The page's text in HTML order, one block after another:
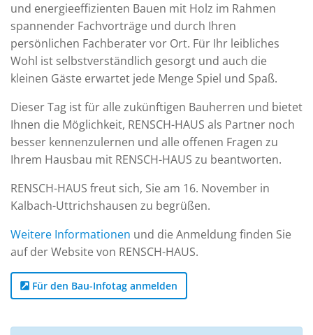
und energieeffizienten Bauen mit Holz im Rahmen
spannender Fachvorträge und durch Ihren
persönlichen Fachberater vor Ort. Für Ihr leibliches
Wohl ist selbstverständlich gesorgt und auch die
kleinen Gäste erwartet jede Menge Spiel und Spaß.
Dieser Tag ist für alle zukünftigen Bauherren und bietet
Ihnen die Möglichkeit, RENSCH-HAUS als Partner noch
besser kennenzulernen und alle offenen Fragen zu
Ihrem Hausbau mit RENSCH-HAUS zu beantworten.
RENSCH-HAUS freut sich, Sie am 16. November in
Kalbach-Uttrichshausen zu begrüßen.
Weitere Informationen und die Anmeldung finden Sie
auf der Website von RENSCH-HAUS.
Für den Bau-Infotag anmelden